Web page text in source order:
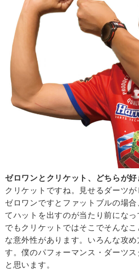
ゼロワンとクリケット、どちらが好
クリケットですね。見せるダーツが
ゼロワンですとファットブルの場
てハットを出すのが当たり前になっ
でもクリケットではそこでそんな
な意外性があります。いろんな攻
す。僕のパフォーマンス・ダーツ
と思います。